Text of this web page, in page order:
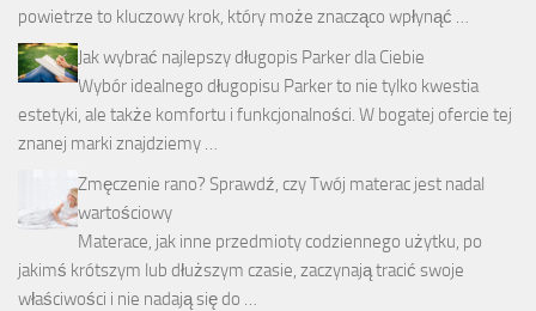
powietrze to kluczowy krok, który może znacząco wpłynąć …
Jak wybrać najlepszy długopis Parker dla Ciebie
Wybór idealnego długopisu Parker to nie tylko kwestia
estetyki, ale także komfortu i funkcjonalności. W bogatej ofercie tej
znanej marki znajdziemy …
Zmęczenie rano? Sprawdź, czy Twój materac jest nadal
wartościowy
Materace, jak inne przedmioty codziennego użytku, po
jakimś krótszym lub dłuższym czasie, zaczynają tracić swoje
właściwości i nie nadają się do …